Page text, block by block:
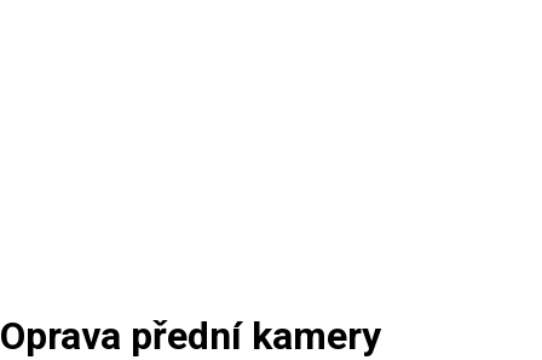
Oprava přední kamery